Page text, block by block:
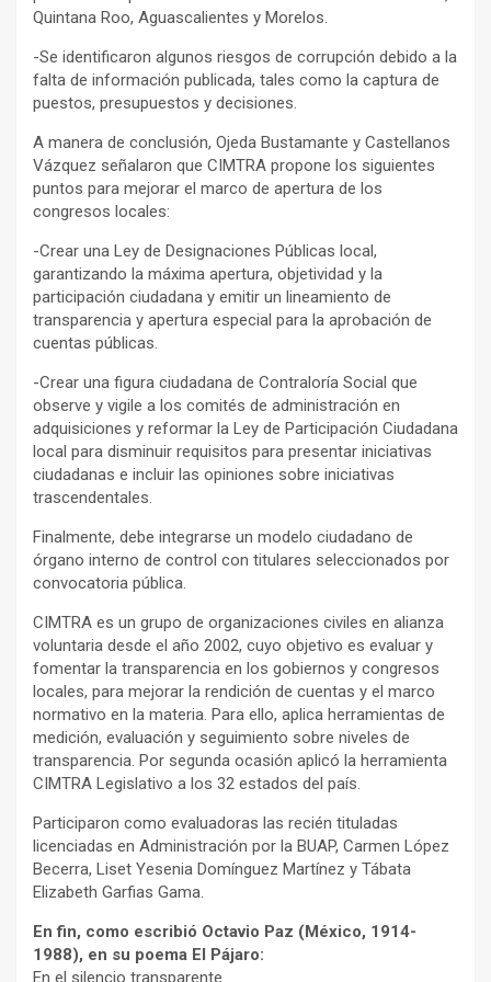
Quintana Roo, Aguascalientes y Morelos.
-Se identificaron algunos riesgos de corrupción debido a la
falta de información publicada, tales como la captura de
puestos, presupuestos y decisiones.
A manera de conclusión, Ojeda Bustamante y Castellanos
Vázquez señalaron que CIMTRA propone los siguientes
puntos para mejorar el marco de apertura de los
congresos locales:
-Crear una Ley de Designaciones Públicas local,
garantizando la máxima apertura, objetividad y la
participación ciudadana y emitir un lineamiento de
transparencia y apertura especial para la aprobación de
cuentas públicas.
-Crear una figura ciudadana de Contraloría Social que
observe y vigile a los comités de administración en
adquisiciones y reformar la Ley de Participación Ciudadana
local para disminuir requisitos para presentar iniciativas
ciudadanas e incluir las opiniones sobre iniciativas
trascendentales.
Finalmente, debe integrarse un modelo ciudadano de
órgano interno de control con titulares seleccionados por
convocatoria pública.
CIMTRA es un grupo de organizaciones civiles en alianza
voluntaria desde el año 2002, cuyo objetivo es evaluar y
fomentar la transparencia en los gobiernos y congresos
locales, para mejorar la rendición de cuentas y el marco
normativo en la materia. Para ello, aplica herramientas de
medición, evaluación y seguimiento sobre niveles de
transparencia. Por segunda ocasión aplicó la herramienta
CIMTRA Legislativo a los 32 estados del país.
Participaron como evaluadoras las recién tituladas
licenciadas en Administración por la BUAP, Carmen López
Becerra, Liset Yesenia Domínguez Martínez y Tábata
Elizabeth Garfias Gama.
En fin, como escribió Octavio Paz (México, 1914-
1988), en su poema El Pájaro:
En el silencio transparente